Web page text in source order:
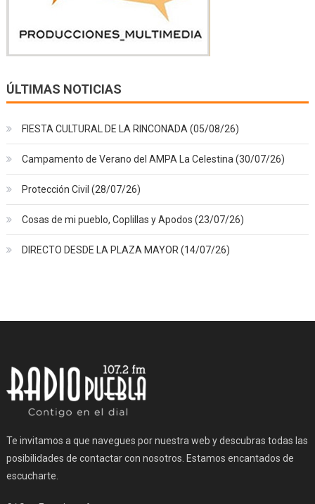
ÚLTIMAS NOTICIAS
FIESTA CULTURAL DE LA RINCONADA (05/08/26)
Campamento de Verano del AMPA La Celestina (30/07/26)
Protección Civil (28/07/26)
Cosas de mi pueblo, Coplillas y Apodos (23/07/26)
DIRECTO DESDE LA PLAZA MAYOR (14/07/26)
Te invitamos a que navegues por nuestra web y descubras todas las
posibilidades de contactar con nosotros. Estamos encantados de
escucharte.